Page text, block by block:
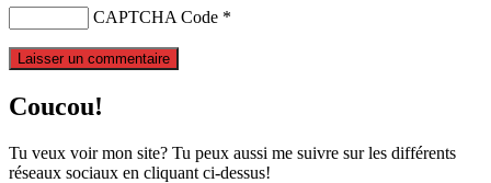
CAPTCHA Code *
Coucou!
Tu veux voir mon site? Tu peux aussi me suivre sur les différents
réseaux sociaux en cliquant ci-dessus!